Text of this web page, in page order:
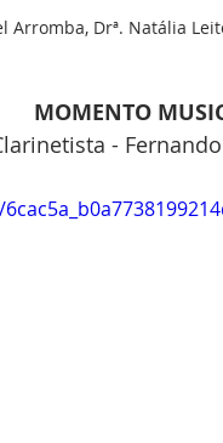
Arromba, Drª. Natália
MOMENTO
-